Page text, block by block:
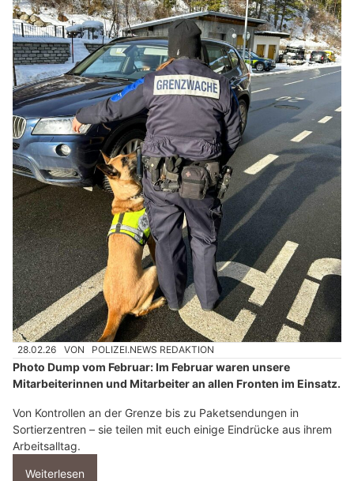
28.02.26 VON POLIZEI.NEWS REDAKTION
Photo Dump vom Februar: Im Februar waren unsere
Mitarbeiterinnen und Mitarbeiter an allen Fronten im Einsatz.
Von Kontrollen an der Grenze bis zu Paketsendungen in
Sortierzentren – sie teilen mit euch einige Eindrücke aus ihrem
Arbeitsalltag.
Weiterlesen